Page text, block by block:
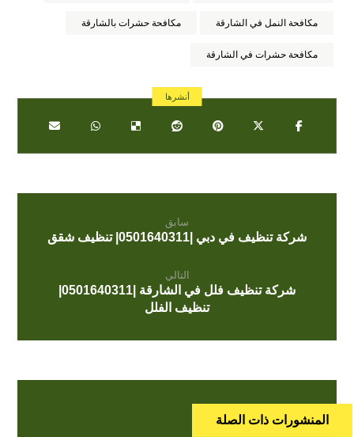
مكافحة النمل في الشارقة مكافحة حشرات بالشارقة
مكافحة حشرات في الشارقة
سابق
شركة تنظيف في دبي |0501640311| تنظيف شقق
التالي
تنظيف الفلل
المنشورات ذات الصلة